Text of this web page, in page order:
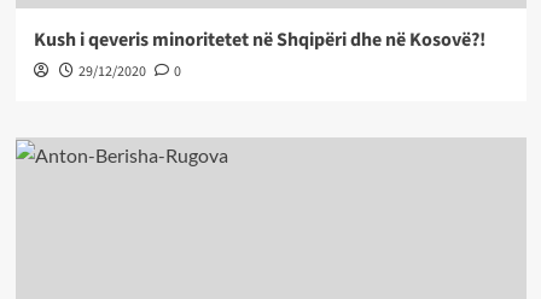
Kush i qeveris minoritetet në Shqipëri dhe në Kosovë?!
29/12/2020 0